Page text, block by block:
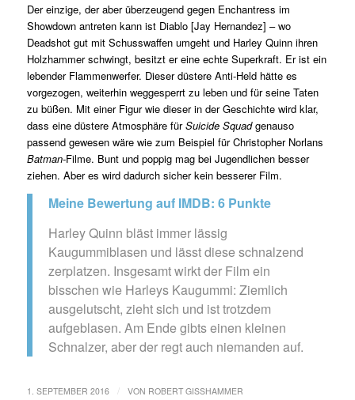
Der einzige, der aber überzeugend gegen Enchantress im
Showdown antreten kann ist Diablo [Jay Hernandez] – wo
Deadshot gut mit Schusswaffen umgeht und Harley Quinn ihren
Holzhammer schwingt, besitzt er eine echte Superkraft. Er ist ein
lebender Flammenwerfer. Dieser düstere Anti-Held hätte es
vorgezogen, weiterhin weggesperrt zu leben und für seine Taten
zu büßen. Mit einer Figur wie dieser in der Geschichte wird klar,
dass eine düstere Atmosphäre fürSuicide Squadgenauso
passend gewesen wäre wie zum Beispiel für Christopher Norlans
Batman-Filme. Bunt und poppig mag bei Jugendlichen besser
ziehen. Aber es wird dadurch sicher kein besserer Film.
Meine Bewertung auf IMDB: 6 Punkte
Harley Quinn bläst immer lässig
Kaugummiblasen und lässt diese schnalzend
zerplatzen. Insgesamt wirkt der Film ein
bisschen wie Harleys Kaugummi: Ziemlich
ausgelutscht, zieht sich und ist trotzdem
aufgeblasen. Am Ende gibts einen kleinen
Schnalzer, aber der regt auch niemanden auf.
1. SEPTEMBER 2016 VON ROBERT GISSHAMMER